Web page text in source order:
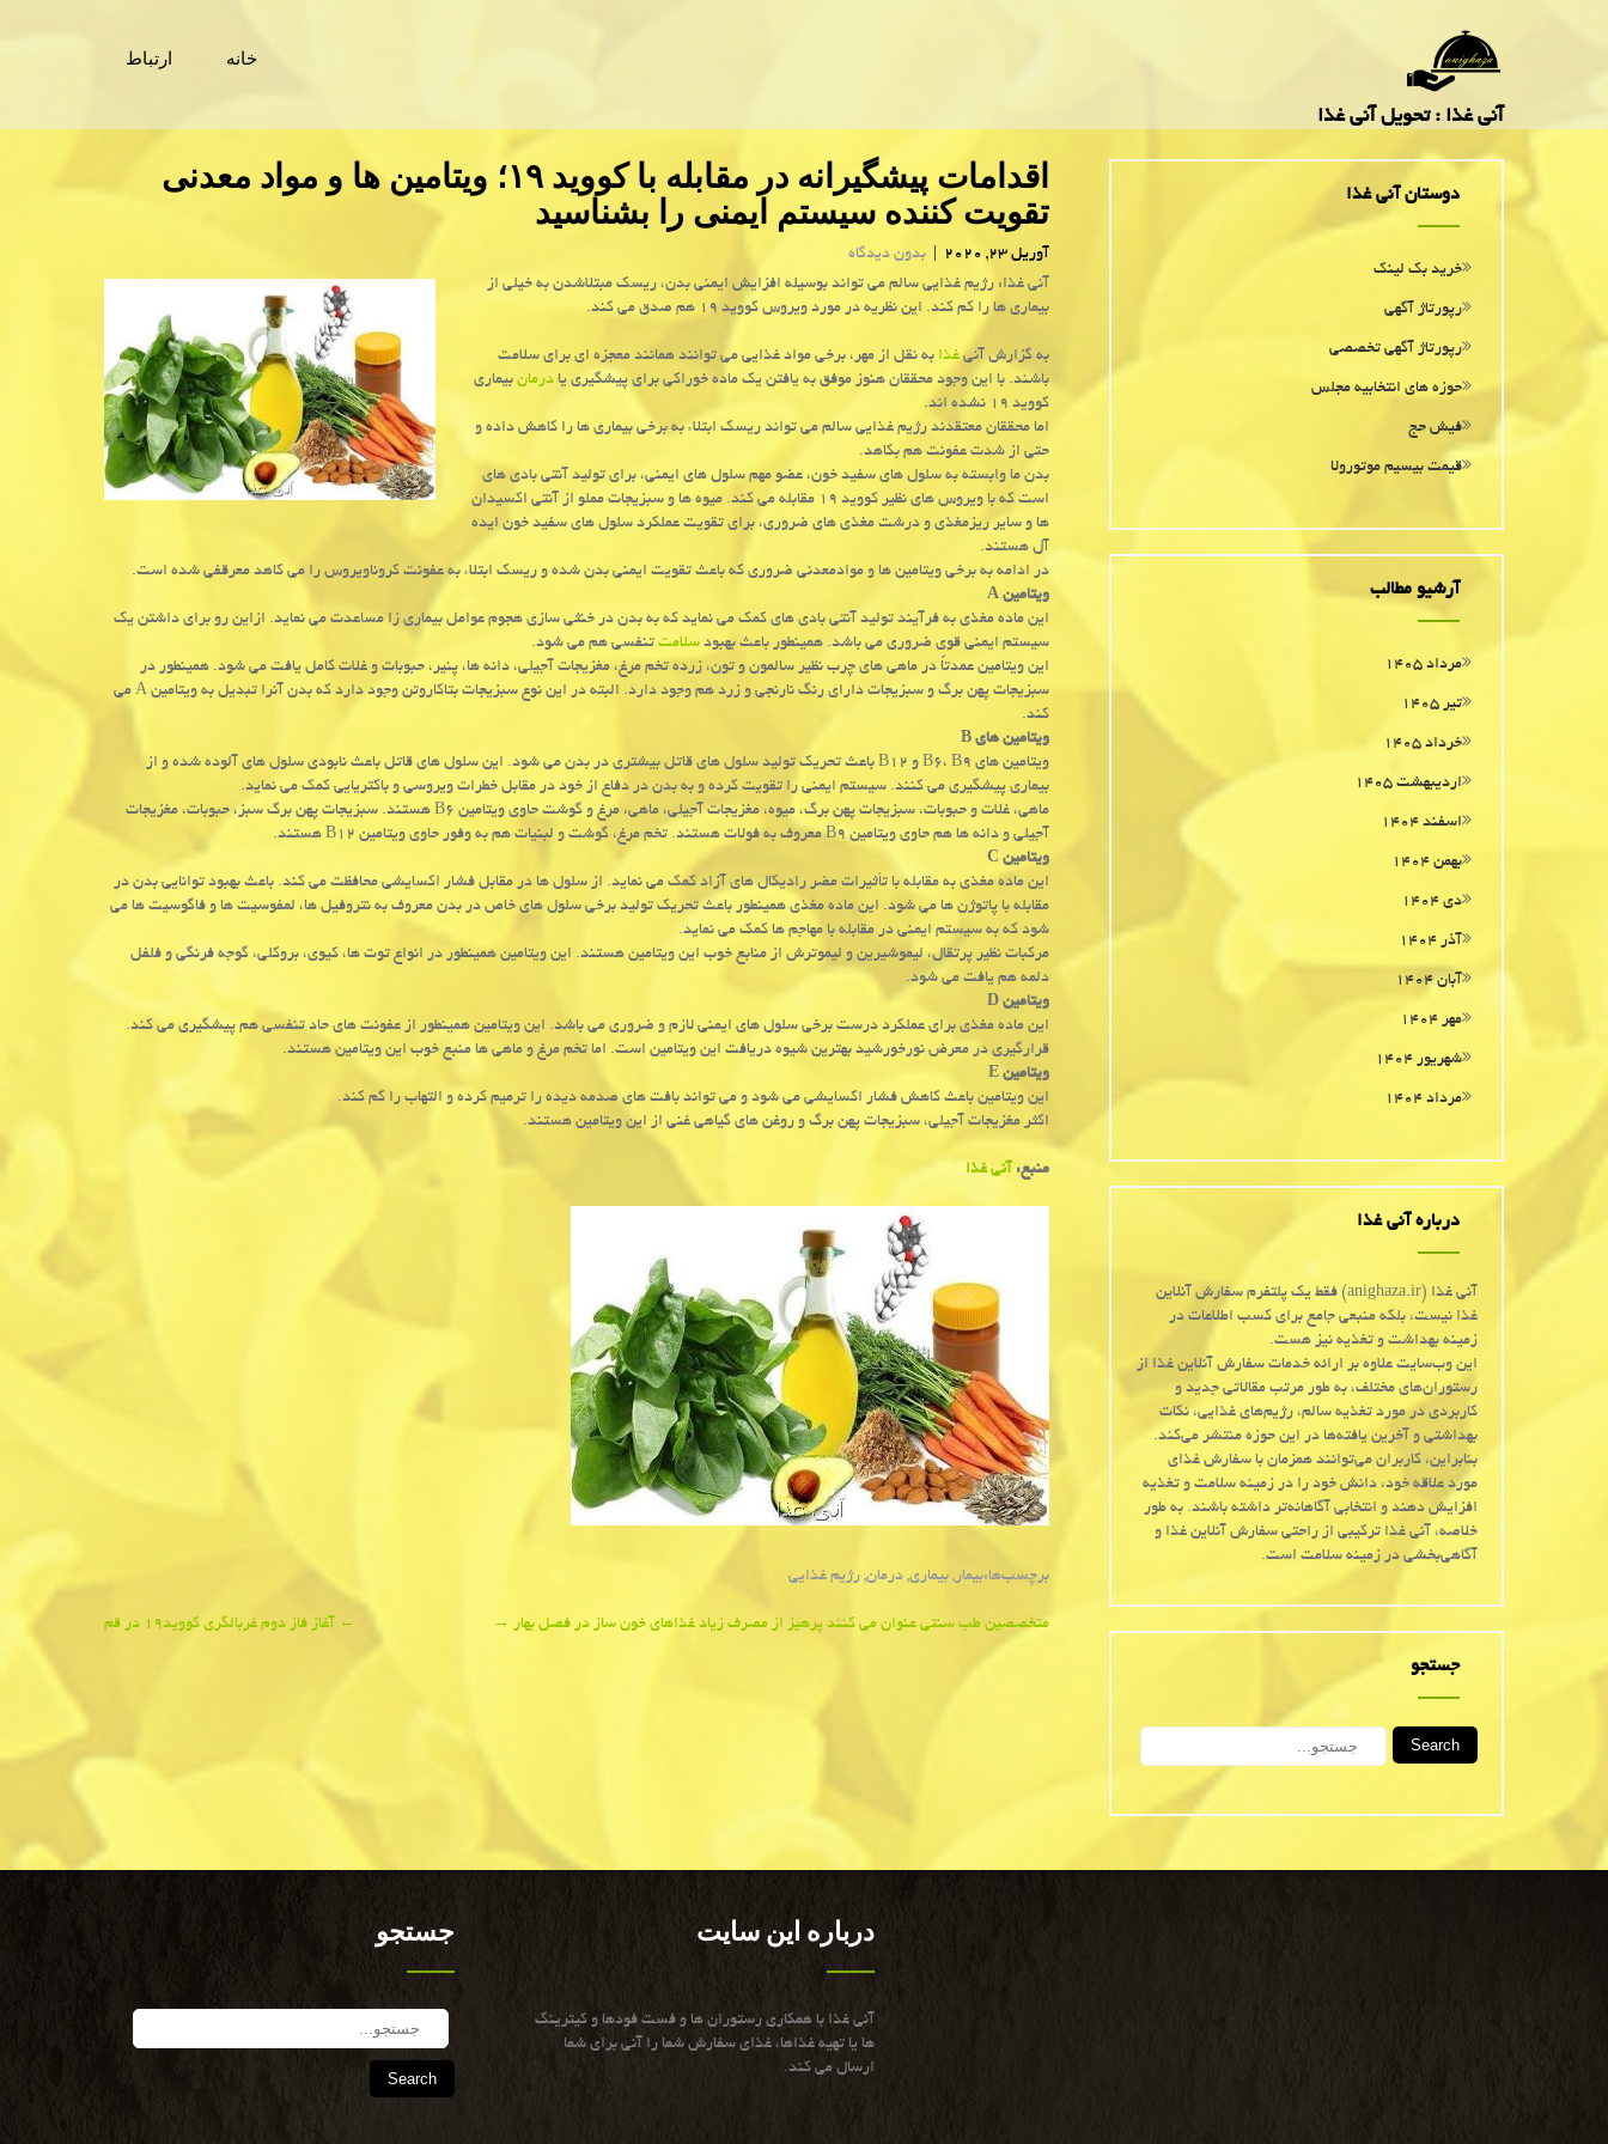
آنی غذا : تحویل آنی غذا
خانه ارتباط
اقدامات پیشگیرانه در مقابله با كووید ۱۹؛ ویتامین ها و مواد معدنی
تقویت كننده سیستم ایمنی را بشناسید
آوریل 23, 2020
بدون دیدگاه
آنی غذا: رژیم غذایی سالم می تواند بوسیله افزایش ایمنی بدن، ریسك مبتلاشدن به خیلی از
بیماری ها را كم كند. این نظریه در مورد ویروس كووید ۱۹ هم صدق می كند.
به گزارش آنیغذا به نقل از مهر، برخی مواد غذایی می توانند همانند معجزه ای برای سلامت
باشند. با این وجود محققان هنوز موفق به یافتن یك ماده خوراكی برای پیشگیری یا درمان بیماری
كووید ۱۹ نشده اند.
اما محققان معتقدند رژیم غذایی سالم می تواند ریسك ابتلاء به برخی بیماری ها را كاهش داده و
حتی از شدت عفونت هم بكاهد.
بدن ما وابسته به سلول های سفید خون، عضو مهم سلول های ایمنی، برای تولید آنتی بادی های
است كه با ویروس های نظیر كووید ۱۹ مقابله می كند. میوه ها و سبزیجات مملو از آنتی اكسیدان
ها و سایر ریزمغذی و درشت مغذی های ضروری، برای تقویت عملكرد سلول های سفید خون ایده
آل هستند.
در ادامه به برخی ویتامین ها و موادمعدنی ضروری كه باعث تقویت ایمنی بدن شده و ریسك ابتلاء به عفونت كروناویروس را می كاهد معرقفی شده است.
ویتامین A
این ماده مغذی به فرآیند تولید آنتی بادی های كمك می نماید كه به بدن در خنثی سازی هجوم عوامل بیماری زا مساعدت می نماید. ازاین رو برای داشتن یك
سیستم ایمنی قوی ضروری می باشد. همینطور باعث بهبود سلامت تنفسی هم می شود.
این ویتامین عمدتاً در ماهی های چرب نظیر سالمون و تون، زرده تخم مرغ، مغزیجات آجیلی، دانه ها، پنیر، حبوبات و غلات كامل یافت می شود. همینطور در
سبزیجات پهن برگ و سبزیجات دارای رنگ نارنجی و زرد هم وجود دارد. البته در این نوع سبزیجات بتاكاروتن وجود دارد كه بدن آنرا تبدیل به ویتامین A می
كند.
ویتامین های B
ویتامین های B۶، B۹ و B۱۲ باعث تحریك تولید سلول های قاتل بیشتری در بدن می شود. این سلول های قاتل باعث نابودی سلول های آلوده شده و از
بیماری پیشگیری می كنند. سیستم ایمنی را تقویت كرده و به بدن در دفاع از خود در مقابل خطرات ویروسی و باكتریایی كمك می نماید.
ماهی، غلات و حبوبات، سبزیجات پهن برگ، میوه، مغزیجات آجیلی، ماهی، مرغ و گوشت حاوی ویتامین B۶ هستند. سبزیجات پهن برگ سبز، حبوبات، مغزیجات
آجیلی و دانه ها هم حاوی ویتامین B۹ معروف به فولات هستند. تخم مرغ، گوشت و لبنیات هم به وفور حاوی ویتامین B۱۲ هستند.
ویتامین C
این ماده مغذی به مقابله با تأثیرات مضر رادیكال های آزاد كمك می نماید. از سلول ها در مقابل فشار اكسایشی محافظت می كند. باعث بهبود توانایی بدن در
مقابله با پاتوژن ها می شود. این ماده مغذی همینطور باعث تحریك تولید برخی سلول های خاص در بدن معروف به نتروفیل ها، لمفوسیت ها و فاگوسیت ها می
شود كه به سیستم ایمنی در مقابله با مهاجم ها كمك می نماید.
مركبات نظیر پرتقال، لیموشیرین و لیموترش از منابع خوب این ویتامین هستند. این ویتامین همینطور در انواع توت ها، كیوی، بروكلی، گوجه فرنگی و فلفل
دلمه هم یافت می شود.
ویتامین D
این ماده مغذی برای عملكرد درست برخی سلول های ایمنی لازم و ضروری می باشد. این ویتامین همینطور از عفونت های حاد تنفسی هم پیشگیری می كند.
قرارگیری در معرض نورخورشید بهترین شیوه دریافت این ویتامین است. اما تخم مرغ و ماهی ها منبع خوب این ویتامین هستند.
ویتامین E
این ویتامین باعث كاهش فشار اكسایشی می شود و می تواند بافت های صدمه دیده را ترمیم كرده و التهاب را كم كند.
اكثر مغزیجات آجیلی، سبزیجات پهن برگ و روغن های گیاهی غنی از این ویتامین هستند.
منبع: آنی غذا
برچسب‌ها:بیمار, بیماری, درمان, رژیم غذایی
Post
navigation
← آغاز فاز دوم غربالگری كووید۱۹ در قم متخصصین طب سنتی عنوان می كنند پرهیز از مصرف زیاد غذاهای خون ساز در فصل بهار →
دوستان آنی غذا
خرید بک لینک
رپورتاژ آگهی
رپورتاژ آگهی تخصصی
حوزه های انتخابیه مجلس
فیش حج
قیمت بیسیم موتورولا
آرشیو مطالب
مرداد ۱۴۰۵
تیر ۱۴۰۵
خرداد ۱۴۰۵
اردیبهشت ۱۴۰۵
اسفند ۱۴۰۴
بهمن ۱۴۰۴
دی ۱۴۰۴
آذر ۱۴۰۴
آبان ۱۴۰۴
مهر ۱۴۰۴
شهریور ۱۴۰۴
مرداد ۱۴۰۴
درباره آنی غذا
آنی غذا (anighaza.ir) فقط یک پلتفرم سفارش آنلاین
غذا نیست، بلکه منبعی جامع برای کسب اطلاعات در
زمینه بهداشت و تغذیه نیز هست.
این وب‌سایت علاوه بر ارائه خدمات سفارش آنلاین غذا از
رستوران‌های مختلف، به طور مرتب مقالاتی جدید و
کاربردی در مورد تغذیه سالم، رژیم‌های غذایی، نکات
بهداشتی و آخرین یافته‌ها در این حوزه منتشر می‌کند.
بنابراین، کاربران می‌توانند همزمان با سفارش غذای
مورد علاقه خود، دانش خود را در زمینه سلامت و تغذیه
افزایش دهند و انتخابی آگاهانه‌تر داشته باشند. به طور
خلاصه، آنی غذا ترکیبی از راحتی سفارش آنلاین غذا و
آگاهی‌بخشی در زمینه سلامت است.
جستجو
Search
جستجو درباره این سایت
آنی غذا با همكاری رستوران ها و فست فودها و كیترینگ
ها یا تهیه غذاها، غذای سفارش شما را آنی برای شما
ارسال می كند.